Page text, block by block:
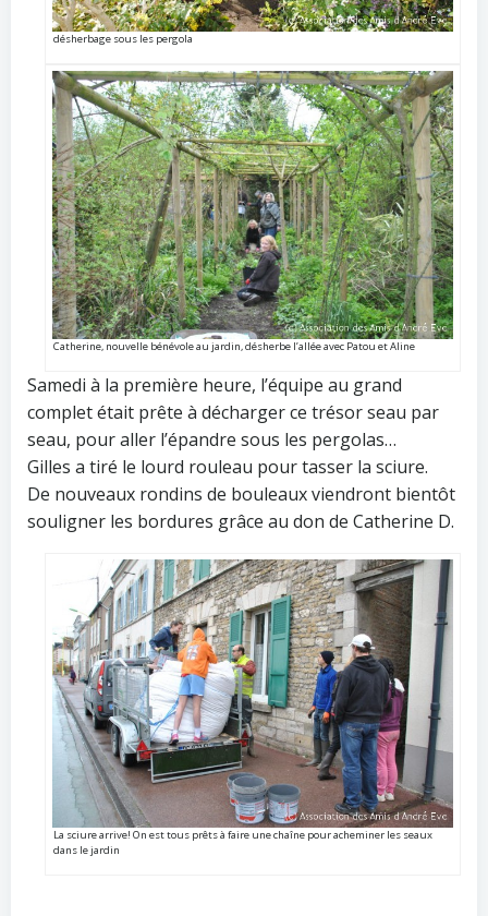
désherbage sous les pergola
Catherine, nouvelle bénévole au jardin, désherbe l’allée avec Patou et Aline
Samedi à la première heure, l’équipe au grand
complet était prête à décharger ce trésor seau par
seau, pour aller l’épandre sous les pergolas…
Gilles a tiré le lourd rouleau pour tasser la sciure.
De nouveaux rondins de bouleaux viendront bientôt
souligner les bordures grâce au don de Catherine D.
La sciure arrive! On est tous prêts à faire une chaîne pour acheminer les seaux
dans le jardin